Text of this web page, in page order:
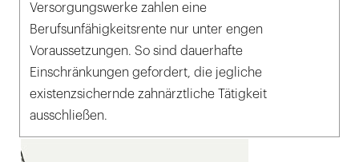
Versorgungswerke zahlen eine
Berufsunfähigkeitsrente nur unter engen
Voraussetzungen. So sind dauerhafte
Einschränkungen gefordert, die jegliche
existenzsichernde zahnärztliche Tätigkeit
ausschließen.